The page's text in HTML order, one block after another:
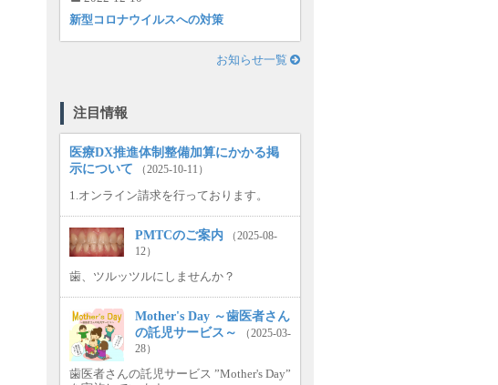
新型コロナウイルスへの対策
お知らせ一覧
注目情報
医療DX推進体制整備加算にかかる掲
示について
（2025-10-11）
1.オンライン請求を行っております。
PMTCのご案内
（2025-08-
12）
歯、ツルッツルにしませんか？
Mother's Day ～歯医者さん
の託児サービス～
（2025-03-
28）
歯医者さんの託児サービス ”Mother's Day”